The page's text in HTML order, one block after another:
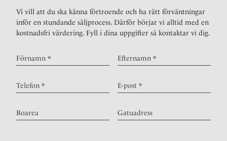
Vi vill att du ska känna förtroende och ha rätt förväntningar
inför en stundande säljprocess. Därför börjar vi alltid med en
kostnadsfri värdering. Fyll i dina uppgifter så kontaktar vi dig.